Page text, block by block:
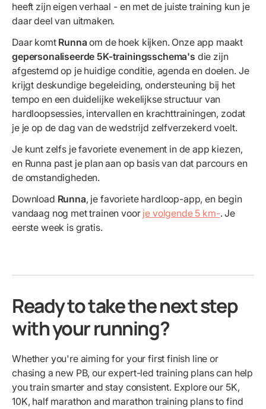
heeft zijn eigen verhaal - en met de juiste training kun je
daar deel van uitmaken.
Daar komt Runna om de hoek kijken. Onze app maakt
gepersonaliseerde 5K-trainingsschema's die zijn
afgestemd op je huidige conditie, agenda en doelen. Je
krijgt deskundige begeleiding, ondersteuning bij het
tempo en een duidelijke wekelijkse structuur van
hardloopsessies, intervallen en krachttrainingen, zodat
je je op de dag van de wedstrijd zelfverzekerd voelt.
Je kunt zelfs je favoriete evenement in de app kiezen,
en Runna past je plan aan op basis van dat parcours en
de omstandigheden.
Download Runna, je favoriete hardloop-app, en begin
vandaag nog met trainen voor je volgende 5 km-. Je
eerste week is gratis.
Ready to take the next step
with your running?
Whether you're aiming for your first finish line or
chasing a new PB, our expert-led training plans can help
you train smarter and stay consistent. Explore our 5K,
10K, half marathon and marathon training plans to find